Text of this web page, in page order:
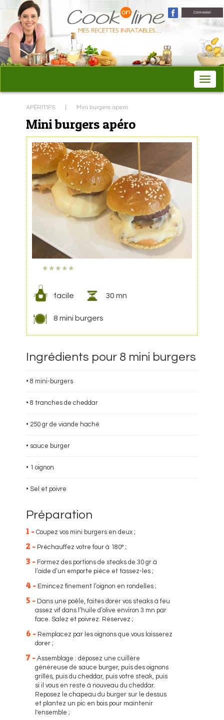
Connexion
APÉRITIFS Mini burgers apero
Mini burgers apéro
★ ★ ★ ★ ★
facile 30 mn
8 mini burgers
Ingrédients pour 8 mini burgers
• 8 mini-burgers
• 8 tranches de cheddar
• 250 gr de viande haché
• sauce burger
• 1 oignon
• Sel et poivre
Préparation
1 - Coupez vos mini burgers en deux ;
2 - Préchauffez votre four à 180° ;
3 - Formez des portions de steaks de 30 gr à
l’aide d’un emporte pièce et tassez-les ;
4 - Emincez finement l’oignon en rondelles ;
5 - Dans une poêle, faites dorer vos steaks à feu
assez vif dans l’huile d’olive environ 3 mn par
face. Salez et poivrez. Réservez ;
6 - Remplacez par les oignons que vous laisserez
dorer ;
7 - Assemblage : déposez une cuillère
généreuse de sauce burger, puis des oignons
grillés, puis du cheddar, puis votre steak, puis
si il vous en reste à nouveau du cheddar.
Reposez le chapeau du burger sur le dessus
et plantez un pic en bois pour maintenir
l'ensemble ;